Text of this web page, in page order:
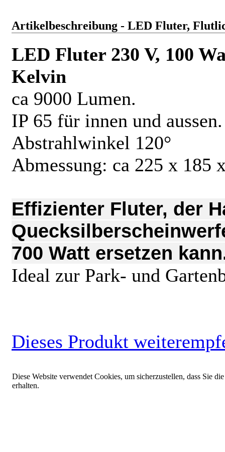
Artikelbeschreibung - LED Fluter,
LED Fluter 230 V, 100
Kelvin
ca 9000 Lumen.
IP 65 für innen und aussen.
Abstrahlwinkel 120°
Abmessung: ca 225 x 185
Effizienter Fluter, der
700 Watt ersetzen
Ideal zur Park- und
Dieses Produkt
Diese Website verwendet Cookies, um sicherzustellen, dass Sie
erhalten.